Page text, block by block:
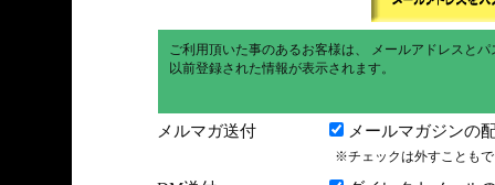
ご利用頂いた事のあるお客様は、 メールアドレスと
以前登録された情報が表示されます。
メルマガ送付 メールマガジンの
※チェックは外すことも